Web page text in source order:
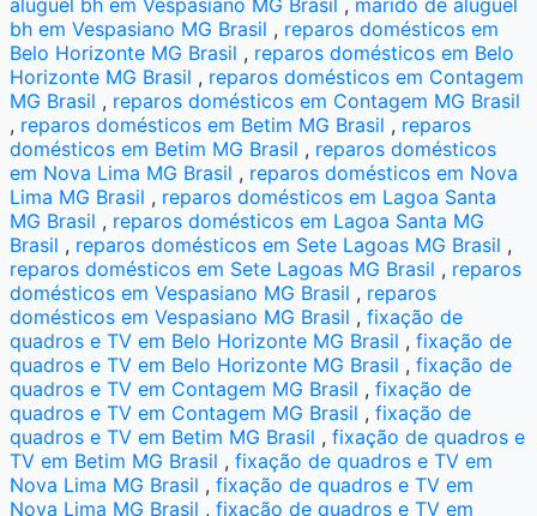
bh em Vespasiano MG Brasil , reparos domésticos em
Belo Horizonte MG Brasil , reparos domésticos em Belo
Horizonte MG Brasil , reparos domésticos em Contagem
MG Brasil , reparos domésticos em Contagem MG Brasil
, reparos domésticos em Betim MG Brasil , reparos
domésticos em Betim MG Brasil , reparos domésticos
em Nova Lima MG Brasil , reparos domésticos em Nova
Lima MG Brasil , reparos domésticos em Lagoa Santa
MG Brasil , reparos domésticos em Lagoa Santa MG
Brasil , reparos domésticos em Sete Lagoas MG Brasil ,
reparos domésticos em Sete Lagoas MG Brasil , reparos
domésticos em Vespasiano MG Brasil , reparos
domésticos em Vespasiano MG Brasil ,fixação de
quadros e TV em Belo Horizonte MG Brasil ,fixação de
quadros e TV em Belo Horizonte MG Brasil ,fixação de
quadros e TV em Contagem MG Brasil ,fixação de
quadros e TV em Contagem MG Brasil ,fixação de
quadros e TV em Betim MG Brasil ,fixação de quadros e
TV em Betim MG Brasil ,fixação de quadros e TV em
Nova Lima MG Brasil ,fixação de quadros e TV em
Nova Lima MG Brasil ,fixação de quadros e TV em